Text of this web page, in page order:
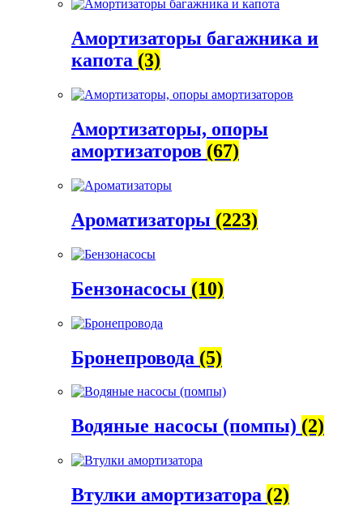
Амортизаторы багажника и
капота (3)
Амортизаторы, опоры
амортизаторов (67)
Ароматизаторы (223)
Бензонасосы (10)
Бронепровода (5)
Водяные насосы (помпы) (2)
Втулки амортизатора (2)